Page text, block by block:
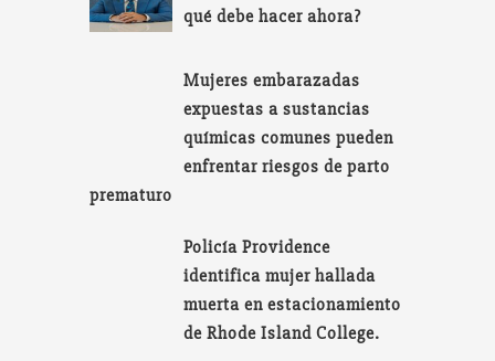
qué debe hacer ahora?
Mujeres embarazadas
expuestas a sustancias
químicas comunes pueden
enfrentar riesgos de parto
prematuro
Policía Providence
identifica mujer hallada
muerta en estacionamiento
de Rhode Island College.